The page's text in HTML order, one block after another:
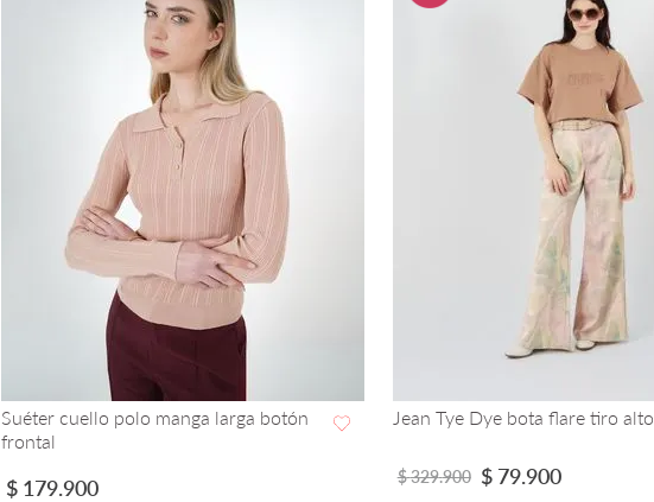
Suéter cuello polo manga larga botón
frontal
$ 179.900
VISTA RAPIDA
Jean Tye Dye bota flare tiro alto
$329.900 $ 79.900